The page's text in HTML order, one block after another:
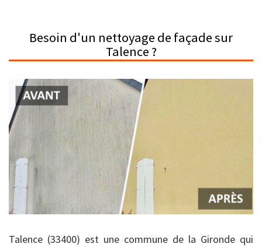
Besoin d'un nettoyage de façade sur
Talence ?
Talence (33400) est une commune de la Gironde qui